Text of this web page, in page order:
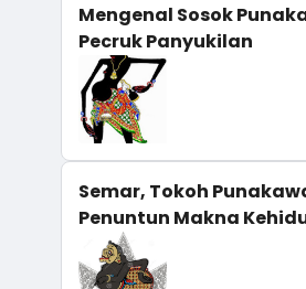
Mengenal Sosok
Pecruk Panyukilan
Semar, Tokoh
Penuntun Makna